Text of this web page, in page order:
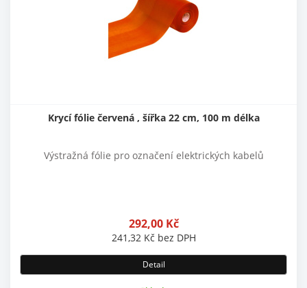
Krycí fólie červená , šířka 22 cm, 100 m délka
Výstražná fólie pro označení elektrických kabelů
292,00 Kč
241,32 Kč bez DPH
Detail